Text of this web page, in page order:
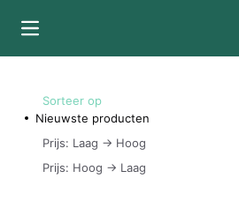
Sorteer op
Nieuwste producten
Prijs: Laag -> Hoog
Prijs: Hoog -> Laag